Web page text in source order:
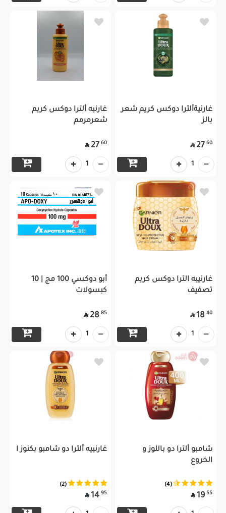
غارنيةألترا دوكس كريم شعر
بالز
60
27

1
غارنيه ألترا دوكس كريم
شعرمرمم
60
27

1
غارنييه الترا دوكس كريم
تصفيف
40
18

1
أبو دوكسي 100 مج | 10
كبسولات
85
28

1
شامبو ألترا دو باللوز و
الخروع
(4)
55
19

غارنييه ألترا دو شامبو بكنوز ا
(2)
95
14
